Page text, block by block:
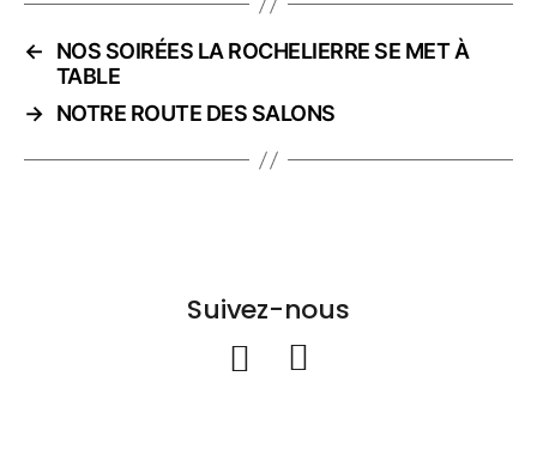
←
NOS SOIRÉES LA ROCHELIERRE SE MET À
TABLE
→ NOTRE ROUTE DES SALONS
Suivez-nous